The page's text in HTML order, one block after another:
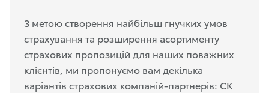
З метою створення найбільш гнучких умов
страхування та розширення асортименту
страхових пропозицій для наших поважних
клієнтів, ми пропонуємо вам декілька
варіантів страхових компаній-партнерів: СК